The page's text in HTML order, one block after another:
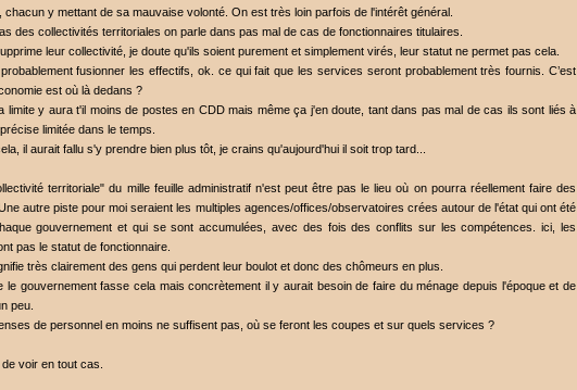
chacun y mettant de sa mauvaise volonté. On est très loin parfois de l'intérêt général.
des collectivités territoriales on parle dans pas mal de cas de fonctionnaires titulaires.
leur collectivité, je doute qu'ils soient purement et simplement virés, leur statut ne permet pas cela.
fusionner les effectifs, ok. ce qui fait que les services seront probablement très fournis. C’est
est où là dedans ?
limite y aura t'il moins de postes en CDD mais même ça j'en doute, tant dans pas mal de cas ils sont liés à
limitée dans le temps.
il aurait fallu s'y prendre bien plus tôt, je crains qu'aujourd'hui il soit trop tard...
territoriale" du mille feuille administratif n'est peut être pas le lieu où on pourra réellement faire des
autre piste pour moi seraient les multiples agences/offices/observatoires crées autour de l'état qui ont été
gouvernement et qui se sont accumulées, avec des fois des conflits sur les compétences. ici, les
pas le statut de fonctionnaire.
très clairement des gens qui perdent leur boulot et donc des chômeurs en plus.
le gouvernement fasse cela mais concrètement il y aurait besoin de faire du ménage depuis l'époque et de
peu.
de personnel en moins ne suffisent pas, où se feront les coupes et sur quels services ?
voir en tout cas.